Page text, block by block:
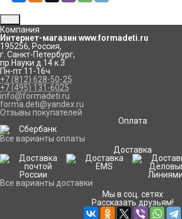
Компания
Интернет-магазин www.formadeti.ru
195256, Россия,
г. Санкт-Петербург,
пр.Науки д.14 к.3
Пн-пт 11-16ч
+7 (812) 628-50-25
+7 (495) 131-6025
info@formadeti.ru
forma.deti@yandex.ru
Отзывы покупателей
Оплата
Все варианты оплаты
Доставка
Все варианты доставки
Мы в соц. сетях
Рассказать друзьям!